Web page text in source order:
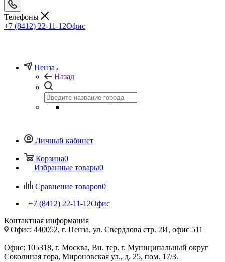
Телефоны
+7 (8412) 22-11-12Офис
Пенза
Назад
Личный кабинет
Корзина0
Избранные товары0
Сравнение товаров0
+7 (8412) 22-11-12Офис
Контактная информация
Офис: 440052, г. Пенза, ул. Свердлова стр. 2И, офис 511
Офис: 105318, г. Москва, Вн. тер. г. Муниципальный округ
Соколиная гора, Мироновская ул., д. 25, пом. 17/3.